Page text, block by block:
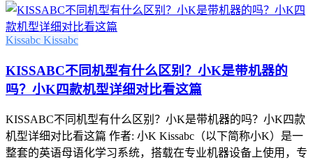
Kissabc Kissabc
KISSABC不同机型有什么区别？小K是带机器的
吗？小K四款机型详细对比看这篇
KISSABC不同机型有什么区别？小K是带机器的吗？小K四款
机型详细对比看这篇 作者: 小K Kissabc（以下简称小K）是一
整套的英语母语化学习系统，搭载在专业机器设备上使用，专